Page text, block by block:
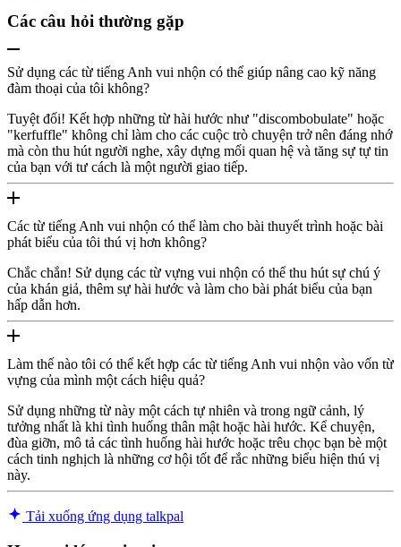
Các câu hỏi thường gặp
Sử dụng các từ tiếng Anh vui nhộn có thể giúp nâng cao kỹ năng
đàm thoại của tôi không?
Tuyệt đối! Kết hợp những từ hài hước như "discombobulate" hoặc
"kerfuffle" không chỉ làm cho các cuộc trò chuyện trở nên đáng nhớ
mà còn thu hút người nghe, xây dựng mối quan hệ và tăng sự tự tin
của bạn với tư cách là một người giao tiếp.
Các từ tiếng Anh vui nhộn có thể làm cho bài thuyết trình hoặc bài
phát biểu của tôi thú vị hơn không?
Chắc chắn! Sử dụng các từ vựng vui nhộn có thể thu hút sự chú ý
của khán giả, thêm sự hài hước và làm cho bài phát biểu của bạn
hấp dẫn hơn.
Làm thế nào tôi có thể kết hợp các từ tiếng Anh vui nhộn vào vốn từ
vựng của mình một cách hiệu quả?
Sử dụng những từ này một cách tự nhiên và trong ngữ cảnh, lý
tưởng nhất là khi tình huống thân mật hoặc hài hước. Kể chuyện,
đùa giỡn, mô tả các tình huống hài hước hoặc trêu chọc bạn bè một
cách tinh nghịch là những cơ hội tốt để rắc những biểu hiện thú vị
này.
Tải xuống ứng dụng talkpal